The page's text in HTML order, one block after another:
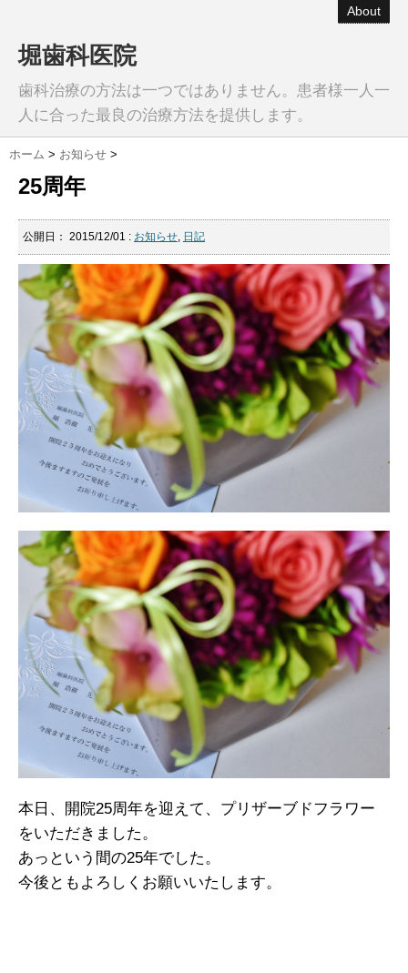
About
堀歯科医院
歯科治療の方法は一つではありません。患者様一人一
人に合った最良の治療方法を提供します。
ホーム > お知らせ >
25周年
公開日： 2015/12/01 : お知らせ, 日記
本日、開院25周年を迎えて、プリザーブドフラワー
をいただきました。
あっという間の25年でした。
今後ともよろしくお願いいたします。